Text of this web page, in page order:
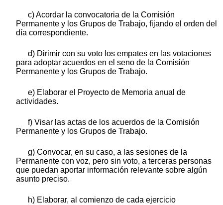
c) Acordar la convocatoria de la Comisión
Permanente y los Grupos de Trabajo, fijando el orden del
día correspondiente.
d) Dirimir con su voto los empates en las votaciones
para adoptar acuerdos en el seno de la Comisión
Permanente y los Grupos de Trabajo.
e) Elaborar el Proyecto de Memoria anual de
actividades.
f) Visar las actas de los acuerdos de la Comisión
Permanente y los Grupos de Trabajo.
g) Convocar, en su caso, a las sesiones de la
Permanente con voz, pero sin voto, a terceras personas
que puedan aportar información relevante sobre algún
asunto preciso.
h) Elaborar, al comienzo de cada ejercicio